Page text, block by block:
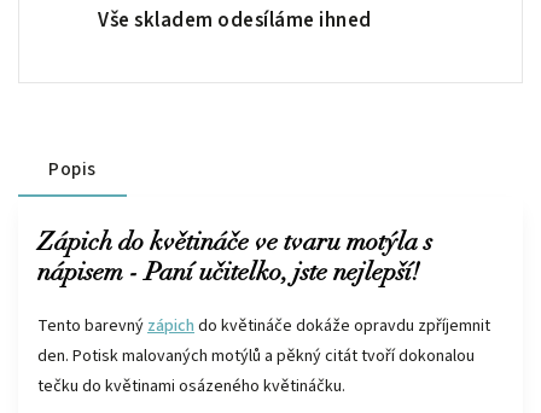
Vše skladem odesíláme ihned
Popis
Zápich do květináče ve tvaru motýla s
nápisem - Paní učitelko, jste nejlepší!
Tento barevný zápich do květináče dokáže opravdu zpříjemnit
den. Potisk malovaných motýlů a pěkný citát tvoří dokonalou
tečku do květinami osázeného květináčku.